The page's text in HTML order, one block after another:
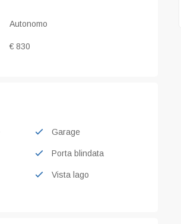
Autonomo
€ 830
Garage
Porta blindata
Vista lago